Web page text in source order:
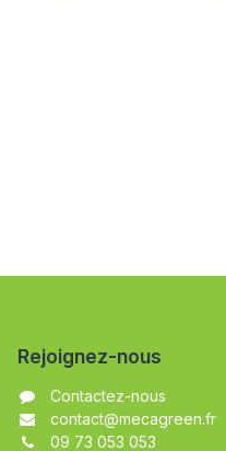
Rejoignez-nous
Contactez-nous
contact@mecagreen.fr
09 73 053 053